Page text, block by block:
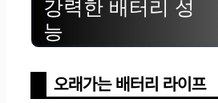
강력한 배터리 성
능
오래가는 배터리 라이프